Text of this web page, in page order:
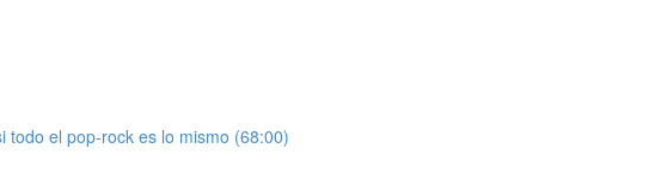
el pop-rock es lo mismo (68:00)